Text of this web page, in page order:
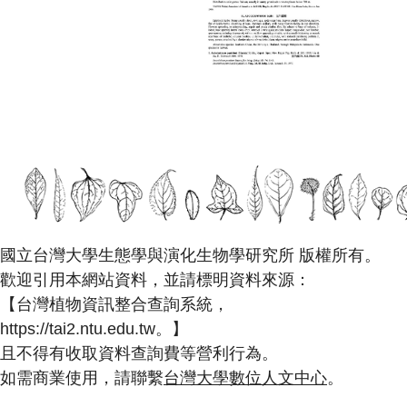
國立台灣大學生態學與演化生物學研究所 版權所有。
歡迎引用本網站資料，並請標明資料來源：
【台灣植物資訊整合查詢系統，
https://tai2.ntu.edu.tw。】
且不得有收取資料查詢費等營利行為。
如需商業使用，請聯繫台灣大學數位人文中心。